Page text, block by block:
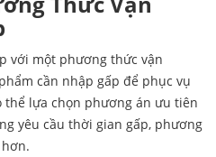
với một phương thức vận
cần nhập gấp để phục vụ
thể lựa chọn phương án ưu tiên
yêu cầu thời gian gấp, phương